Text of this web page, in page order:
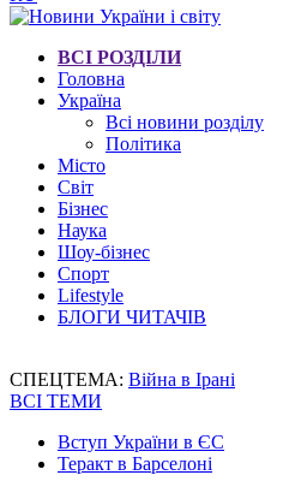
ВСІ РОЗДІЛИ
Головна
Україна
Всі новини розділу
Політика
Місто
Світ
Бізнес
Наука
Шоу-бізнес
Спорт
Lifestyle
БЛОГИ ЧИТАЧІВ
СПЕЦТЕМА: Війна в Ірані
ВСІ ТЕМИ
Вступ України в ЄС
Теракт в Барселоні